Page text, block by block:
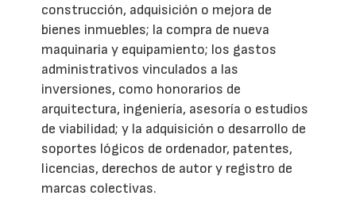
construcción, adquisición o mejora de
bienes inmuebles; la compra de nueva
maquinaria y equipamiento; los gastos
administrativos vinculados a las
inversiones, como honorarios de
arquitectura, ingeniería, asesoría o estudios
de viabilidad; y la adquisición o desarrollo de
soportes lógicos de ordenador, patentes,
licencias, derechos de autor y registro de
marcas colectivas.